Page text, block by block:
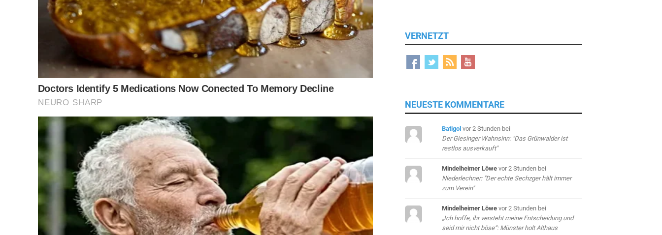
VERNETZT
NEUESTE KOMMENTARE
Batigol vor 2 Stundenbei
Der Giesinger Wahnsinn: "Das Grünwalder ist
restlos ausverkauft"
Mindelheimer Löwe vor 2 Stundenbei
Niederlechner: "Der echte Sechzger hält immer
zum Verein"
Mindelheimer Löwe vor 2 Stundenbei
„Ich hoffe, ihr versteht meine Entscheidung und
seid mir nicht böse“: Münster holt Althaus